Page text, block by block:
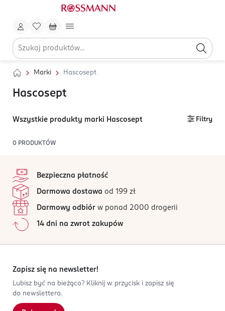
Marki Hascosept
Hascosept
Wszystkie produkty marki Hascosept Filtry
0 PRODUKTÓW
Bezpieczna płatność
Darmowa dostawa od 199 zł
Darmowy odbiór w ponad 2000 drogerii
14 dni na zwrot zakupów
Zapisz się na newsletter!
Lubisz być na bieżąco? Kliknij w przycisk i zapisz się
do newslettera.